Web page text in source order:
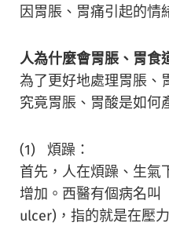
因胃脹、胃痛引起的情
人為什麼會胃脹、胃食
為了更好地處理胃脹、
究竟胃脹、胃酸是如何
(1) 煩躁：
首先，人在煩躁、生氣
增加。西醫有個病名叫
ulcer)，指的就是在壓